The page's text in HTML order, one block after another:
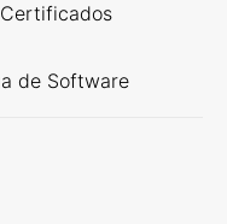
de Software